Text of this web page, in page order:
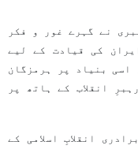
نے گہرے غور و فکر
کی قیادت کے لیے
اسی بنیاد پر ہرمزگان
انقلاب کے ہاتھ پر
انقلابِ اسلامی کے